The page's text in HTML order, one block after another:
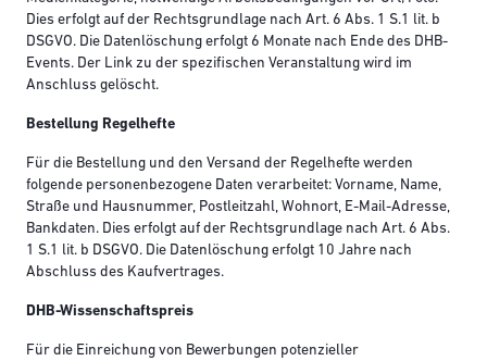
Dies erfolgt auf der Rechtsgrundlage nach Art. 6 Abs. 1 S.1 lit. b
DSGVO. Die Datenlöschung erfolgt 6 Monate nach Ende des DHB-
Events. Der Link zu der spezifischen Veranstaltung wird im
Anschluss gelöscht.
Bestellung Regelhefte
Für die Bestellung und den Versand der Regelhefte werden
folgende personenbezogene Daten verarbeitet: Vorname, Name,
Straße und Hausnummer, Postleitzahl, Wohnort, E-Mail-Adresse,
Bankdaten. Dies erfolgt auf der Rechtsgrundlage nach Art. 6 Abs.
1 S.1 lit. b DSGVO. Die Datenlöschung erfolgt 10 Jahre nach
Abschluss des Kaufvertrages.
DHB-Wissenschaftspreis
Für die Einreichung von Bewerbungen potenzieller